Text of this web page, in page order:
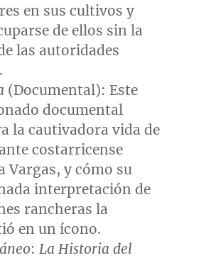
en sus cultivos y
de ellos sin la
las autoridades
(Documental): Este
documental
la cautivadora vida de
costarricense
Vargas, y cómo su
interpretación de
rancheras la
en un ícono.
:La Historia del